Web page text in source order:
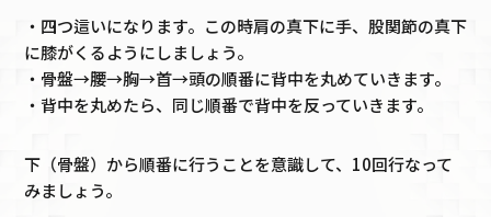
・四つ這いになります。この時肩の真下に手、股関節の真下
に膝がくるようにしましょう。
・骨盤→腰→胸→首→頭の順番に背中を丸めていきます。
・背中を丸めたら、同じ順番で背中を反っていきます。
下（骨盤）から順番に行うことを意識して、10回行なって
みましょう。